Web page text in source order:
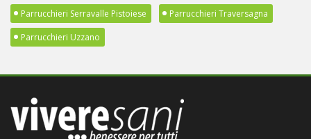
Parrucchieri Serravalle Pistoiese
Parrucchieri Traversagna
Parrucchieri Uzzano